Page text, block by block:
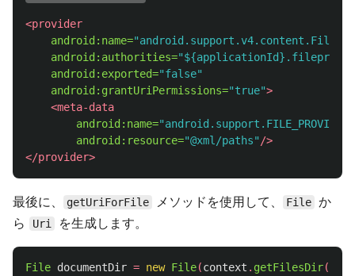
<provider
android:name=
android:authorities=
android:exported="false"
android:grantUriPermissions="true">
<meta-data
android:name=
android:resource="@xml/paths" />
</provider>
最後に、 getUriForFile メソッドを使用して、 File か
ら
Uri を生成します。
File documentDir = new File(context . getFilesDir()